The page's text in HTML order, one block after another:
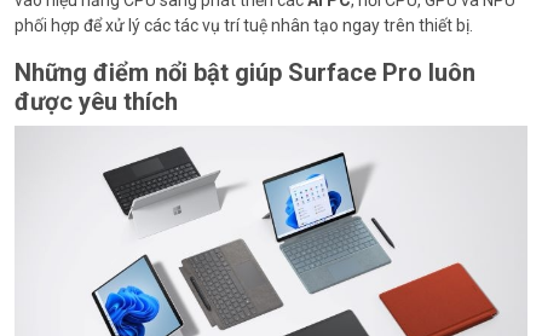
phối hợp để xử lý các tác vụ trí tuệ nhân tạo ngay trên thiết bị.
Những điểm nổi bật giúp Surface Pro luôn
được yêu thích